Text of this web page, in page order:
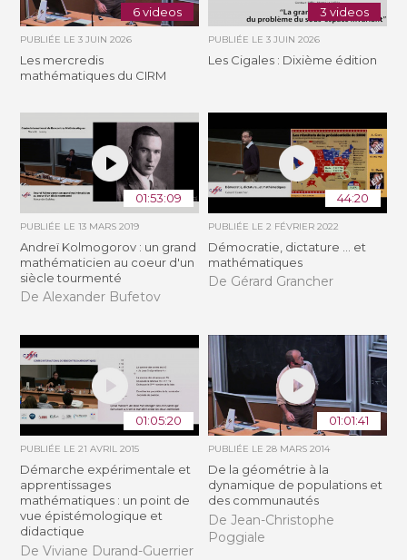
6 videos
PUBLIÉE LE3 JUIN 2026
Les mercredis
mathématiques du CIRM
3 videos
PUBLIÉE LE 3 JUIN 2026
Les Cigales : Dixième édition
01:53:09
PUBLIÉE LE13 MARS 2019
Andreï Kolmogorov : un grand
mathématicien au coeur d'un
siècle tourmenté
De Alexander Bufetov
44:20
PUBLIÉE LE 2 FÉVRIER 2022
Démocratie, dictature ... et
mathématiques
De Gérard Grancher
01:05:20
PUBLIÉE LE21 AVRIL 2015
Démarche expérimentale et
apprentissages
mathématiques : un point de
vue épistémologique et
didactique
De Viviane Durand-Guerrier
01:01:41
PUBLIÉE LE 28 MARS 2014
De la géométrie à la
dynamique de populations et
des communautés
De Jean-Christophe
Poggiale